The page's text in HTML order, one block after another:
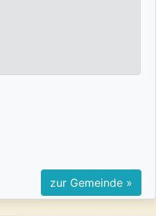
zur Gemeinde »